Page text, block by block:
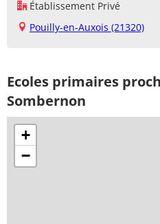
Établissement Privé
Pouilly-en-Auxois (21320)
Ecoles primaires
Sombernon
+
−